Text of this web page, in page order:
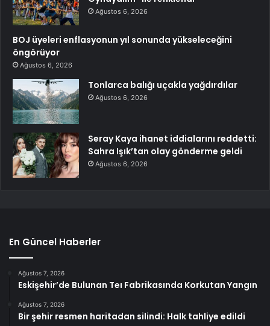
Ağustos 6, 2026
BOJ üyeleri enflasyonun yıl sonunda yükseleceğini
öngörüyor
Ağustos 6, 2026
Tonlarca balığı uçakla yağdırdılar
Ağustos 6, 2026
Seray Kaya ihanet iddialarını reddetti:
Sahra Işık’tan olay gönderme geldi
Ağustos 6, 2026
En Güncel Haberler
Ağustos 7, 2026
Eskişehir’de Bulunan Teı Fabrikasında Korkutan Yangın
Ağustos 7, 2026
Bir şehir resmen haritadan silindi: Halk tahliye edildi